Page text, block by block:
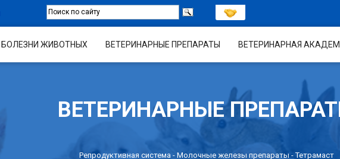
БОЛЕЗНИ ЖИВОТНЫХ ВЕТЕРИНАРНЫЕ ПРЕПАРАТЫ ВЕТЕРИНАРНАЯ
ВЕТЕРИНАРНЫЕ
Репродуктивная система - Молочные железы препараты - Тетрамаст